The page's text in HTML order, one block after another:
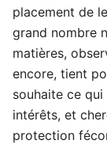
placement de
grand nombre
matières,
encore, tient
souhaite ce
intérêts, et
protection